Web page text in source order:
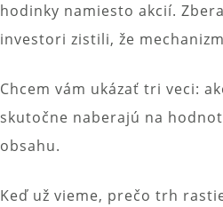
hodinky namiesto akcií.
investori zistili, že
Chcem vám ukázať tri veci:
skutočne naberajú na
obsahu.
Keď už vieme, prečo trh